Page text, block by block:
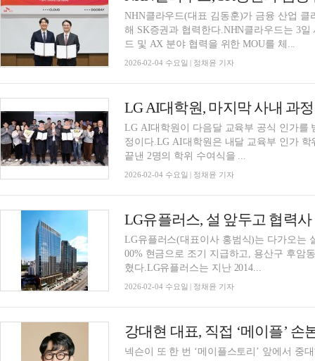
NHN클라우드(대표 김동훈)가 금융 산업
해 SK증권과 협력한다.NHN클라우드는 3
드 및 AX 분야 협력을 위한 MOU를 체...
2026-02-04 수요일 | 정채윤 기자
LG AI대학원, 마지막 사내 과
LG AI대학원이 다음달 교육부 공식 인가를
정이다.LG AI대학원은 내달 교육부 인가
끝낸 2명의 학위 수여식을 ...
2026-02-04 수요일 | 정채윤 기자
LG유플러스, 설 앞두고 협력
LG유플러스(대표이사 홍범식)는 다가오는
00% 현금으로 조기 지급하고, 용산구 후암
혔다.LG유플러스는 지난 2014...
2026-02-04 수요일 | 정채윤 기자
강대현 대표, 직접 ‘메이플’
넥슨이 또 한 번 ‘메이플스토리’ 앞에서 중